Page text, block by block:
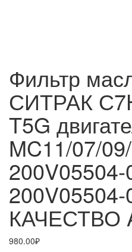
Фильтр
СИТРАК
T5G
MC11/07/
КАЧЕСТВО
980.00₽